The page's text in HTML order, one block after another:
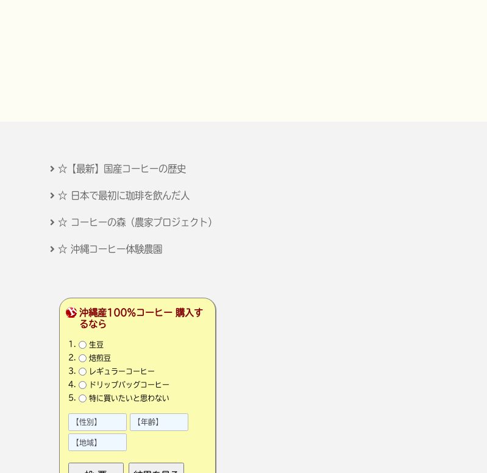
☆【最新】国産コーヒーの歴史
☆ 日本で最初に珈琲を飲んだ人
☆ コーヒーの森（農家プロジェクト）
☆ 沖縄コーヒー体験農園
沖縄産100％コーヒー 購入す
るなら
生豆
焙煎豆
レギュラーコーヒー
ドリップバッグコーヒー
特に買いたいと思わない